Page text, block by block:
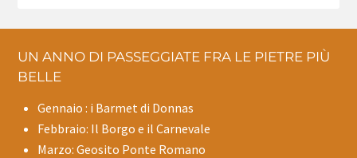
UN ANNO DI PASSEGGIATE FRA LE PIETRE PIÙ
BELLE
Gennaio : i Barmet di Donnas
Febbraio: Il Borgo e il Carnevale
Marzo: Geosito Ponte Romano